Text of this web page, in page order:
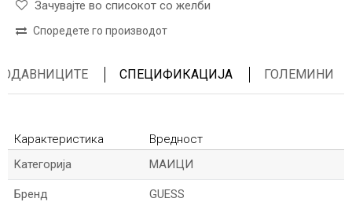
Зачувајте во списокот со желби
Споредете го производот
СПЕЦИФИКАЦИЈА ГОЛЕМИНИ
Карактеристика
Вредност
Kатегорија
МАИЦИ
Бренд GUESS